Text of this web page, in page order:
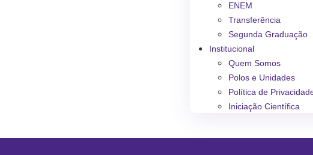
ENEM
Transferência
Segunda Graduação
Institucional
Quem Somos
Polos e Unidades
Política de
Iniciação Científica